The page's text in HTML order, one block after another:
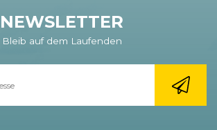
NEWSLETTER
Bleib auf dem Laufenden